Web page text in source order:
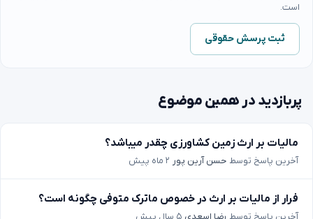
است.
ثبت پرسش حقوقی
پربازدید در همین موضوع
مالیات بر ارث زمین کشاورزی چقدر میباشد؟
آخرین پاسخ توسط حسن آرین پور ۲ ماه پیش
فرار از مالیات بر ارث در خصوص ماترک متوفی چگونه است؟
آخرین پاسخ توسط رضا اسعدی ۵ سال پیش